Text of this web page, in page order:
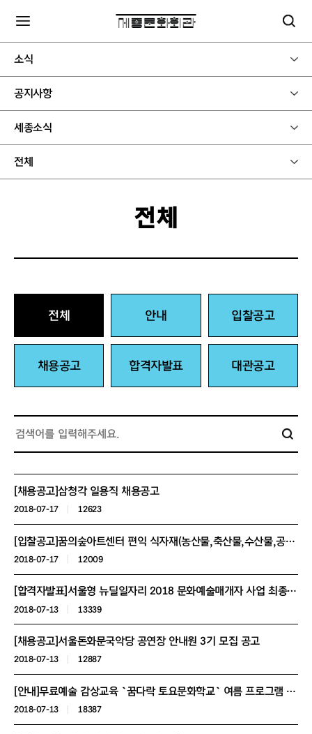
소식
공지사항
세종소식
전체
전체
전체 안내 입찰공고
채용공고 합격자발표 대관공고
[채용공고]삼청각 일용직 채용공고
2018-07-17 12623
[입찰공고]꿈의숲아트센터 편익 식자재(농산물,축산물,수산물,공산품,음료) 구매 전자입찰 공고
2018-07-17 12009
[합격자발표]서울형 뉴딜일자리 2018 문화예술매개자 사업 최종합격자 알림
2018-07-13 13339
[채용공고]서울돈화문국악당 공연장 안내원 3기 모집 공고
2018-07-13 12887
[안내]무료예술 감상교육 `꿈다락 토요문화학교` 여름 프로그램 수강생 모집
2018-07-13 18387